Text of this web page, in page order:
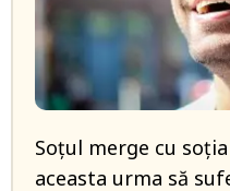
Soțul merge cu
aceasta urma să